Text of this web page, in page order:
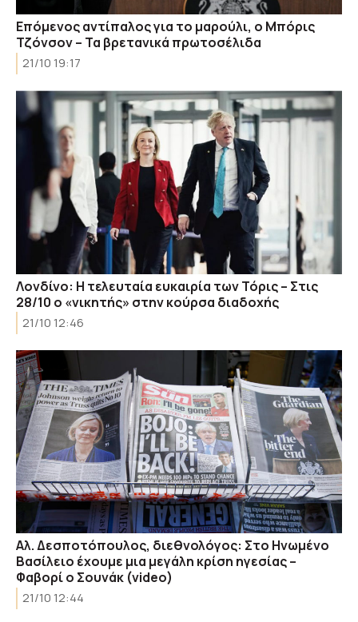
Επόμενος αντίπαλος για το μαρούλι, ο Μπόρις
Τζόνσον – Τα βρετανικά πρωτοσέλιδα
21/10 19:17
Λονδίνο: Η τελευταία ευκαιρία των Τόρις – Στις
28/10 o «νικητής» στην κούρσα διαδοχής
21/10 12:46
Aλ. Δεσποτόπουλος, διεθνολόγος: Στο Ηνωμένο
Βασίλειο έχουμε μια μεγάλη κρίση ηγεσίας –
Φαβορί ο Σουνάκ (video)
21/10 12:44